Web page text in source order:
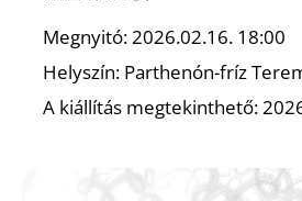
Megnyitó: 2026.02.16. 18:00
Helyszín: Parthenón-fríz
A kiállítás megtekinthető: